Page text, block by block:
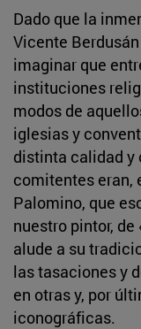
Dado que la
Vicente
imaginar que
instituciones
modos de
iglesias y
distinta calidad y
comitentes eran,
Palomino, que
nuestro pintor, de
alude a su
las tasaciones y
en otras y, por
iconográficas.